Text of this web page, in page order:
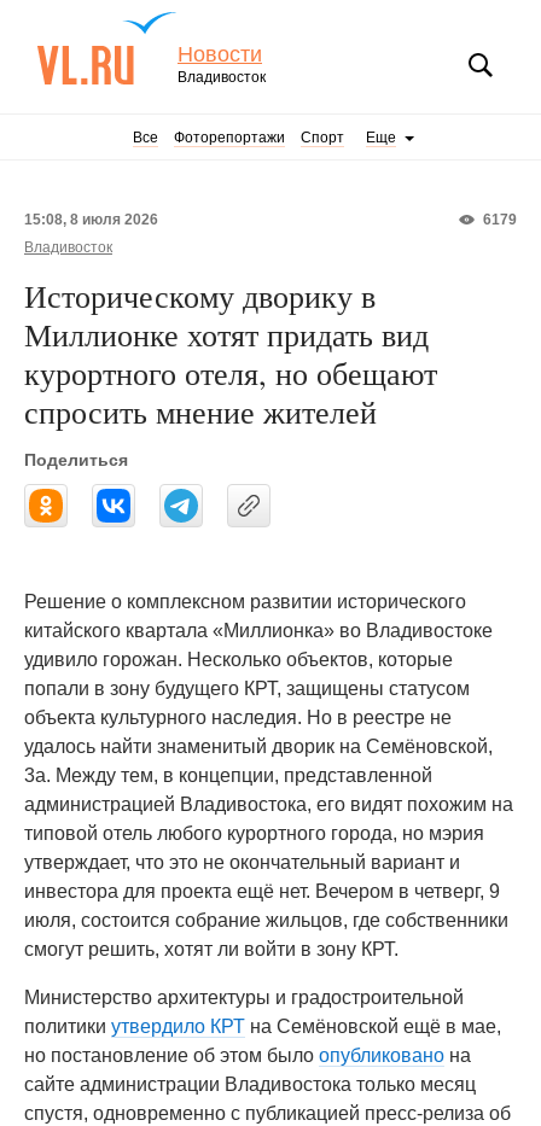
Новости
Владивосток
Все Фоторепортажи Спорт Еще
6179
15:08, 8 июля 2026
Владивосток
Историческому дворику в
Миллионке хотят придать вид
курортного отеля, но обещают
спросить мнение жителей
Поделиться
Решение о комплексном развитии исторического
китайского квартала «Миллионка» во Владивостоке
удивило горожан. Несколько объектов, которые
попали в зону будущего КРТ, защищены статусом
объекта культурного наследия. Но в реестре не
удалось найти знаменитый дворик на Семёновской,
3а. Между тем, в концепции, представленной
администрацией Владивостока, его видят похожим на
типовой отель любого курортного города, но мэрия
утверждает, что это не окончательный вариант и
инвестора для проекта ещё нет. Вечером в четверг, 9
июля, состоится собрание жильцов, где собственники
смогут решить, хотят ли войти в зону КРТ.
Министерство архитектуры и градостроительной
политики утвердило КРТ на Семёновской ещё в мае,
но постановление об этом было опубликовано на
сайте администрации Владивостока только месяц
спустя, одновременно с публикацией пресс-релиза об